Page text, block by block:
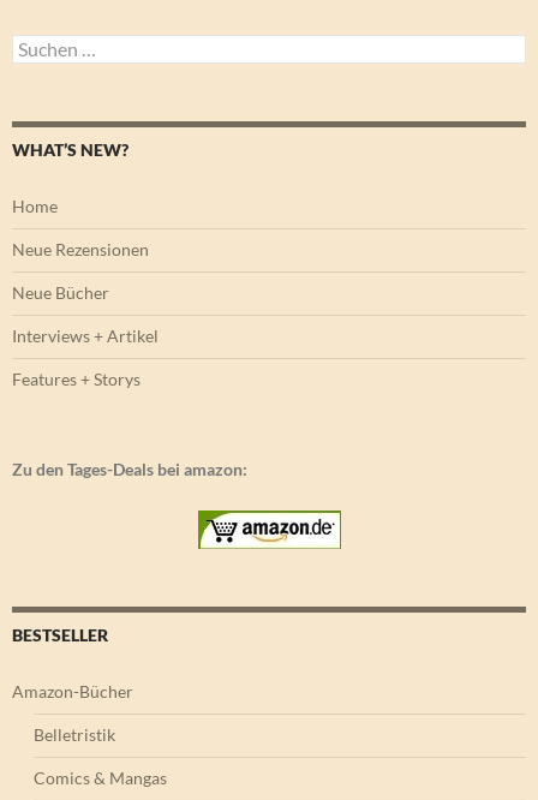
Suchen
nach:
WHAT’S NEW?
Home
Neue Rezensionen
Neue Bücher
Interviews + Artikel
Features + Storys
Zu den Tages-Deals bei amazon:
BESTSELLER
Amazon-Bücher
Belletristik
Comics & Mangas